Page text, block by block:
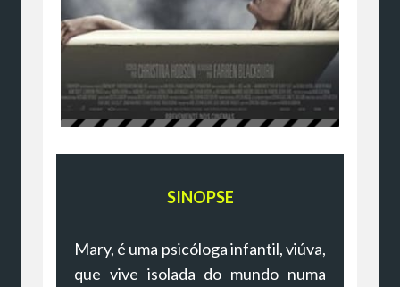
SINOPSE
Mary, é uma psicóloga infantil, viúva,
que vive isolada do mundo numa